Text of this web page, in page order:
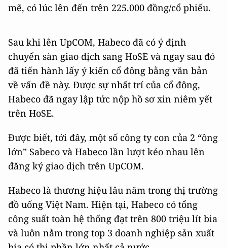
mẽ, có lúc lên đến trên 225.000 đồng/cổ phiếu.
Sau khi lên UpCOM, Habeco đã có ý định
chuyển sàn giao dịch sang HoSE và ngay sau đó
đã tiến hành lấy ý kiến cổ đông bằng văn bản
về vấn đề này. Được sự nhất trí của cổ đông,
Habeco đã ngay lập tức nộp hồ sơ xin niêm yết
trên HoSE.
Được biết, tới đây, một số công ty con của 2 “ông
lớn” Sabeco và Habeco lần lượt kéo nhau lên
đăng ký giao dịch trên UpCOM.
Habeco là thương hiệu lâu năm trong thị trường
đồ uống Việt Nam. Hiện tại, Habeco có tổng
công suất toàn hệ thống đạt trên 800 triệu lít bia
và luôn nằm trong top 3 doanh nghiệp sản xuất